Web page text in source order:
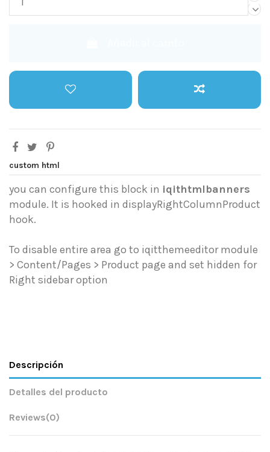
custom html
you can configure this block in iqithtmlbanners
module. It is hooked in displayRightColumnProduct
hook.
To disable entire area go to iqitthemeeditor module
> Content/Pages > Product page and set hidden for
Right sidebar option
Descripción
Detalles del producto
Reviews(0)